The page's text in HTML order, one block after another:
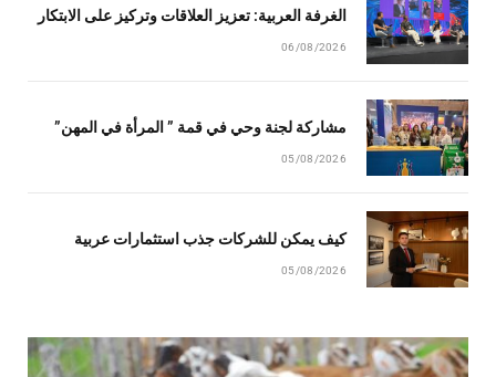
الغرفة العربية: تعزيز العلاقات وتركيز على الابتكار
06/08/2026
مشاركة لجنة وحي في قمة ” المرأة في المهن”
05/08/2026
كيف يمكن للشركات جذب استثمارات عربية
05/08/2026